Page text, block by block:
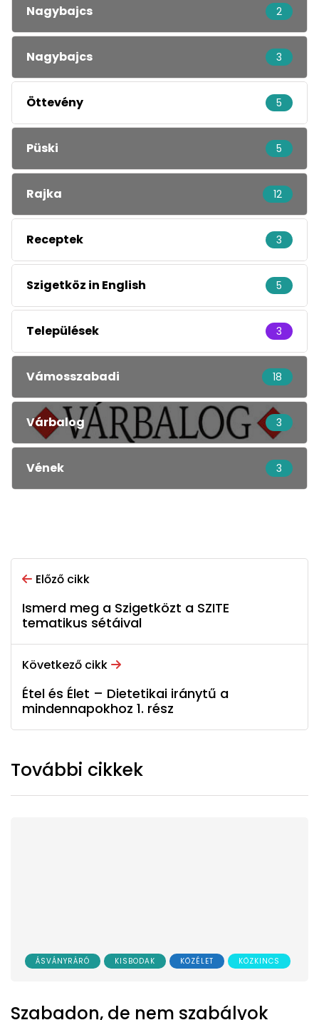
Nagybajcs 2
Nagybajcs 3
Öttevény 5
Püski 5
Rajka 12
Receptek 3
Szigetköz in English 5
Települések 3
Vámosszabadi 18
Várbalog 3
Vének 3
Előző cikk
Ismerd meg a Szigetközt a SZITE
tematikus sétáival
Következő cikk
Étel és Élet – Dietetikai iránytű a
mindennapokhoz 1. rész
További cikkek
ÁSVÁNYRÁRÓ KISBODAK KÖZÉLET KÖZKINCS
Szabadon, de nem szabályok